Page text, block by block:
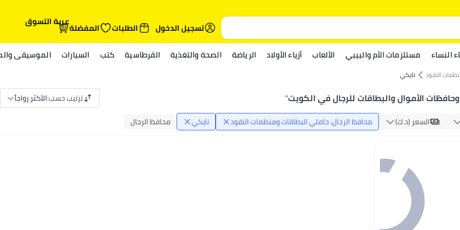
تسجيل الدخول
الطلبات المفضلةعربة التسوق
النساء مستلزمات الأم والبيبي الألعاب أزياء الأولاد الرياضة الصحة والتغذية القرطاسية كتب السيارات الموسيقى
النقود نايكي
الأموال والبطاقات للرجال في الكويت" ترتيب حسب:الأكثر رواجاً
السعر (د.ك‏) محافظ الرجال، حاملي البطاقات ومنظمات النقود نايكي محافظ الرجال